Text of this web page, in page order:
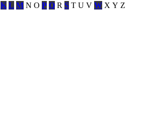
K L M N O P Q R S T U V W X Y Z